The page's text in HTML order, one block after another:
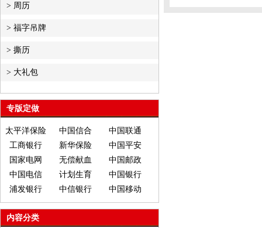
> 周历
> 福字吊牌
> 撕历
> 大礼包
专版定做
太平洋保险 中国信合
中国联通
工商银行
新华保险
中国平安
国家电网
无偿献血
中国邮政
中国电信
计划生育
中国银行
浦发银行
中信银行 中国移动
内容分类